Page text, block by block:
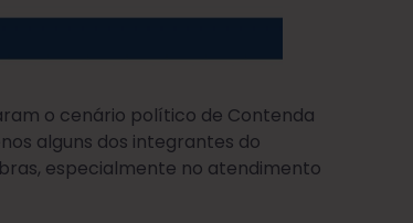
o cenário político de Contenda
alguns dos integrantes do
especialmente no atendimento